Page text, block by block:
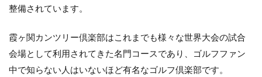
代
も
に
変
化
整備されています。
霞ヶ関カンツリー倶楽部はこれまでも様々な世界大会の試合
会場として利用されてきた名門コースであり、ゴルフファン
中で知らない人はいないほど有名なゴルフ倶楽部です。